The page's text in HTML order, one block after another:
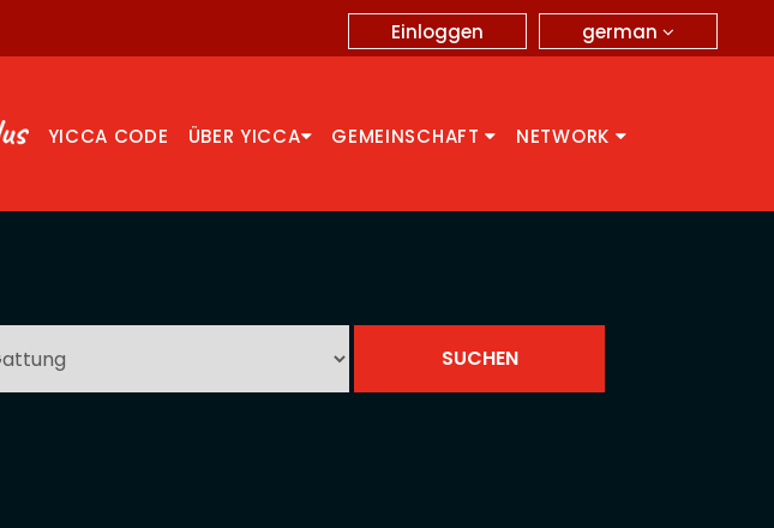
german
Einloggen
YICCA CODE ÜBER YICCA GEMEINSCHAFT NETWORK